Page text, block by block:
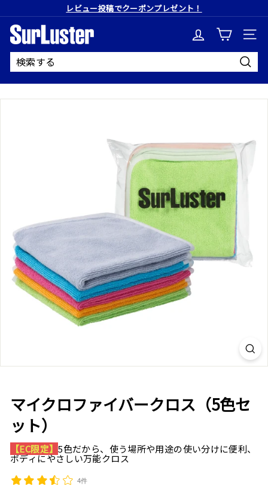
ン
ッ
す
ド
ョ
止
レビュー投稿でクーポンプレゼント！
S
u
r
L
公
式
オ
ン
ラ
ョ
プ
送
信
マイクロファイバークロス（5色セ
ット）
【EC限定】5色だから、使う場所や用途の使い分けに便利、
ボディにやさしい万能クロス
4件